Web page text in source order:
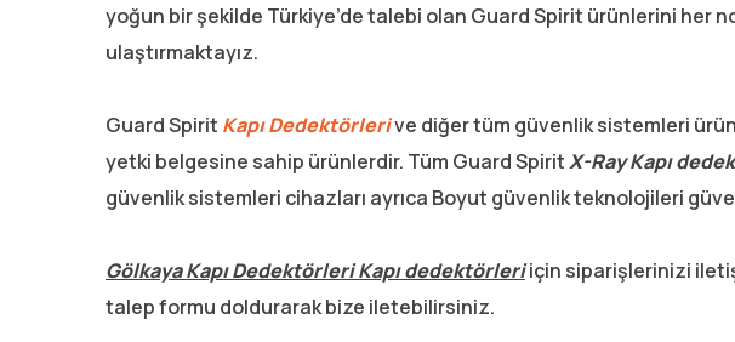
yoğun bir şekilde Türkiye’de talebi olan Guard Spirit ürünlerini her
ulaştırmaktayız.
Guard Spirit Kapı Dedektörlerive diğer tüm güvenlik sistemleri
yetki belgesine sahip ürünlerdir. Tüm Guard SpiritX-Ray Kapı
güvenlik sistemleri cihazları ayrıca Boyut güvenlik teknolojileri
Gölkaya Kapı Dedektörleri Kapı dedektörleriiçin siparişlerinizi
talep formu doldurarak bize iletebilirsiniz.